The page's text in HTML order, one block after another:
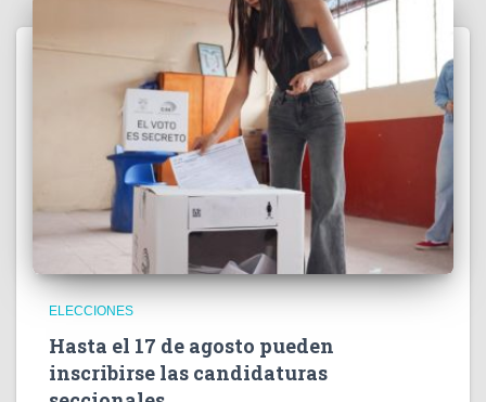
ELECCIONES
Hasta el 17 de agosto pueden
inscribirse las candidaturas